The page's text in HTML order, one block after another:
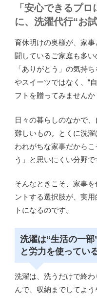
「安心できるプ
に、洗濯代行“お
育休明けの奥様が、家
闘しているご家庭も多い
「ありがとう」の気持
やスイーツではなく、“
フトを贈ってみませんか
日々の暮らしのなかで
難しいもの。とくに洗
われがちな家事だから
う」と思いにくい分野で
そんなときこそ、家事
ントする選択肢が、実
トになるのです。
洗濯は“生活の一
と労力を使ってい
洗濯は、洗うだけで終
んで、収納までしてよう